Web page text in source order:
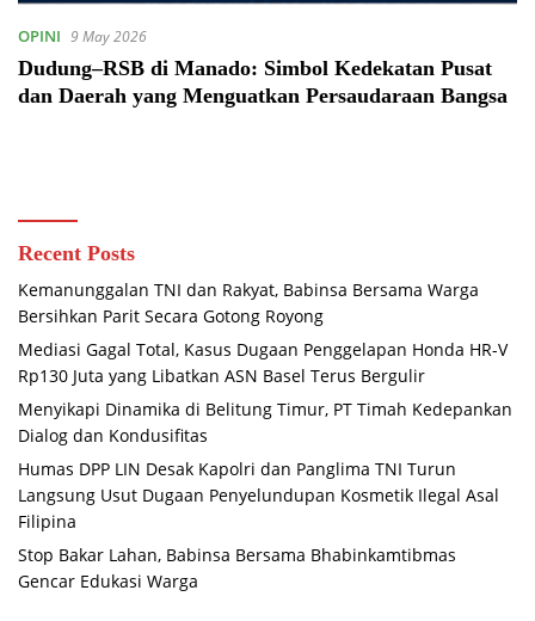
OPINI 9 May 2026
Dudung–RSB di Manado: Simbol Kedekatan Pusat
dan Daerah yang Menguatkan Persaudaraan Bangsa
Recent Posts
Kemanunggalan TNI dan Rakyat, Babinsa Bersama Warga
Bersihkan Parit Secara Gotong Royong
Mediasi Gagal Total, Kasus Dugaan Penggelapan Honda HR-V
Rp130 Juta yang Libatkan ASN Basel Terus Bergulir
Menyikapi Dinamika di Belitung Timur, PT Timah Kedepankan
Dialog dan Kondusifitas
Humas DPP LIN Desak Kapolri dan Panglima TNI Turun
Langsung Usut Dugaan Penyelundupan Kosmetik Ilegal Asal
Filipina
Stop Bakar Lahan, Babinsa Bersama Bhabinkamtibmas
Gencar Edukasi Warga